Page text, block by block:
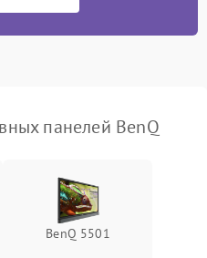
панелей BenQ
BenQ 5501